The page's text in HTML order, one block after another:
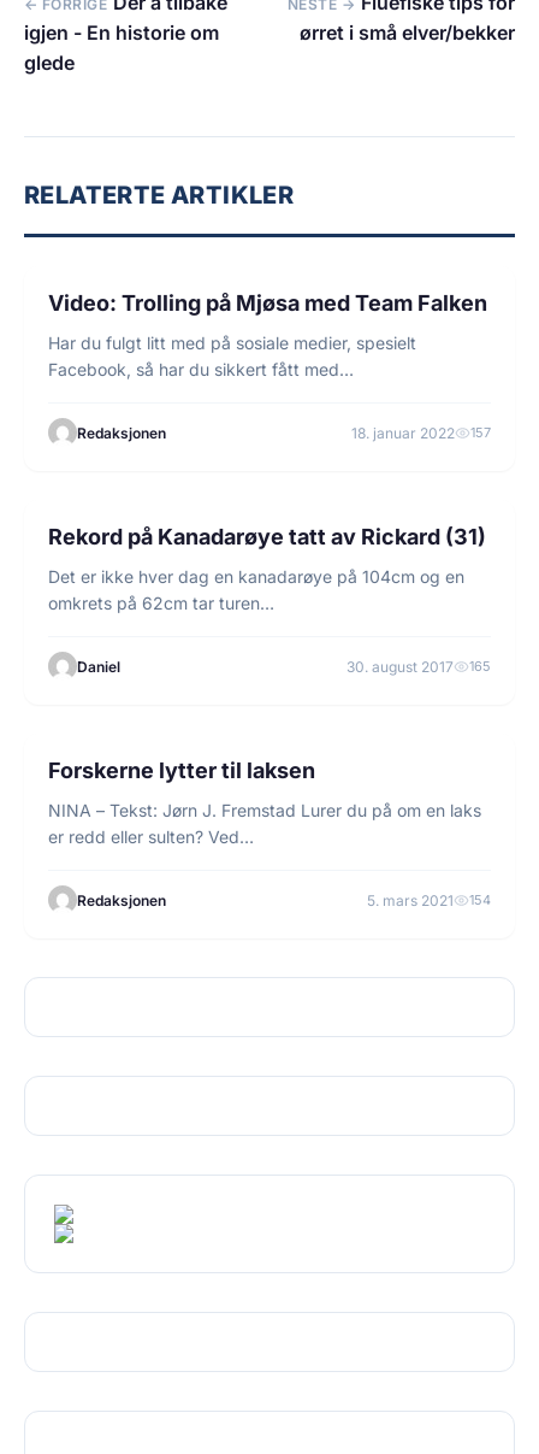
← FORRIGE
igjen - En historie om
glede
NESTE →
ørret i små elver/bekker
RELATERTE ARTIKLER
FISKE
1 min lesetid
Video: Trolling på Mjøsa med Team Falken
Har du fulgt litt med på sosiale medier, spesielt
Facebook, så har du sikkert fått med…
Redaksjonen 18. januar 2022 157
FISKE
Rekord på Kanadarøye tatt av Rickard (31)
Det er ikke hver dag en kanadarøye på 104cm og en
omkrets på 62cm tar turen…
Daniel 30. august 2017 165
NYHETER
Forskerne lytter til laksen
NINA – Tekst: Jørn J. Fremstad Lurer du på om en laks
er redd eller sulten? Ved…
Redaksjonen 5. mars 2021 154